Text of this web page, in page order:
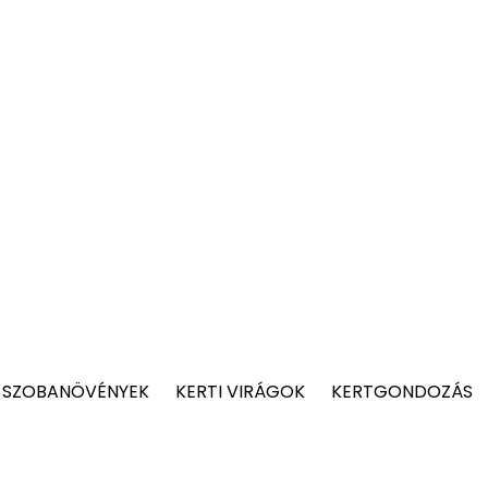
KERTI VIRÁGOK KERTGONDOZÁS